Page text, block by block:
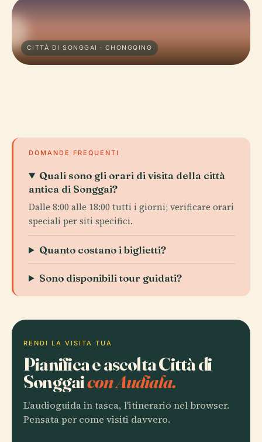
CITTÀ DI SONGGAI · CHONGQING
DOMANDE FREQUENTI
Quali sono gli orari di visita della città
antica di Songgai?
Dalle 8:00 alle 18:00 tutti i giorni; verificare orari
speciali per siti specifici.
Quanto costano i biglietti?
Sono disponibili tour guidati?
RENDI LA VISITA TUA
Pianifica e ascolta Città di
Songgaicon Audiala.
L'audioguida in tasca, l'itinerario nel browser.
Pensata per come visiti davvero.